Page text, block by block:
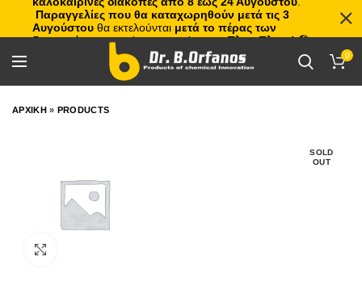
0
ΑΡΧΙΚΗ» PRODUCTS
SOLD
OUT
Παραγγελίες που θα καταχωρηθούν μετά τις 3
Αυγούστου θα εκτελούνται μετά το πέρας των
διακοπών, με σειρά προτεραιότητας.Πλιτς Πλατς!🏖️🌊